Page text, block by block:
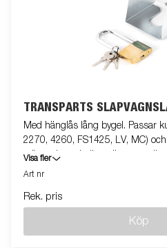
TRANSPARTS
Med hänglås lång bygel. Passar
2270, 4260, FS1425, LV, MC)
större gjutna kulkopplingar
Visa fler
Art nr
Rek. pris
Köp